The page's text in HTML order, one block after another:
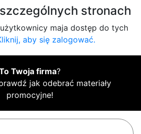
stronach
maja dostęp do tych
aby się zalogować.
Twoja firma?
jak odebrać materiały
promocyjne!